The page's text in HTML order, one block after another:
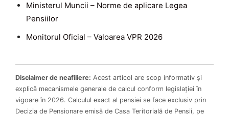
Ministerul Muncii – Norme de aplicare Legea
Pensiilor
Monitorul Oficial – Valoarea VPR 2026
Disclaimer de neafiliere: Acest articol are scop informativ și
explică mecanismele generale de calcul conform legislației în
vigoare în 2026. Calculul exact al pensiei se face exclusiv prin
Decizia de Pensionare emisă de Casa Teritorială de Pensii, pe